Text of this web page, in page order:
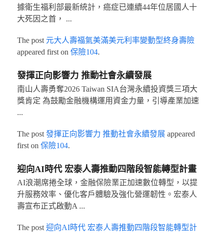
據衛生福利部最新統計，癌症已連續44年位居國人十
大死因之首， ...
The post 元大人壽福氣美滿美元利率變動型終身壽險
appeared first on 保險104.
發揮正向影響力 推動社會永續發展
南山人壽勇奪2026 Taiwan SIA台灣永續投資獎三項大
獎肯定 為鼓勵金融機構運用資金力量，引導產業加速
...
The post 發揮正向影響力 推動社會永續發展appeared
first on 保險104.
迎向AI時代 宏泰人壽推動四階段智能轉型計畫
AI浪潮席捲全球，金融保險業正加速數位轉型，以提
升服務效率、優化客戶體驗及強化營運韌性。宏泰人
壽宣布正式啟動A ...
The post 迎向AI時代 宏泰人壽推動四階段智能轉型計